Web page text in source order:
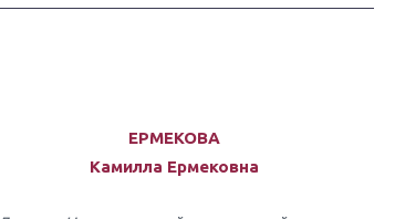
ЕРМЕКОВА
Камилла Ермековна